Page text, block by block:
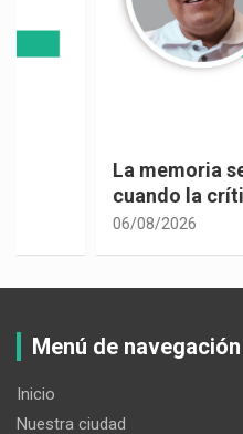
La memoria
cuando la crítica
06/08/2026
Menú de navegación
Inicio
Nuestra ciudad